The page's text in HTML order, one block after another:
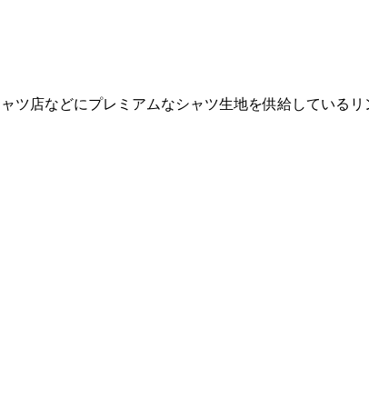
店などにプレミアムなシャツ生地を供給している